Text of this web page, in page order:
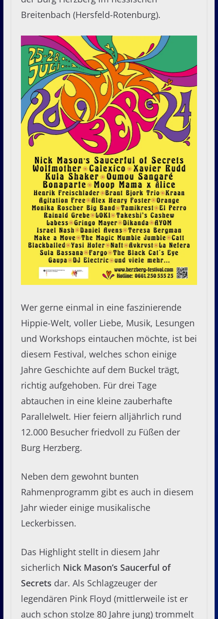
Breitenbach (Hersfeld-Rotenburg).
Wer gerne einmal in eine faszinierende
Hippie-Welt, voller Liebe, Musik, Lesungen
und Workshops eintauchen möchte, ist bei
diesem Festival, welches schon einige
Jahre Geschichte auf dem Buckel trägt,
richtig aufgehoben. Für drei Tage
abtauchen in eine kleine zauberhafte
Parallelwelt. Hier feiern alljährlich rund
12.000 Besucher friedvoll zu Füßen der
Burg Herzberg.
Neben dem gewohnt bunten
Rahmenprogramm gibt es auch in diesem
Jahr wieder einige musikalische
Leckerbissen.
Das Highlight stellt in diesem Jahr
sicherlich Nick Mason’s Saucerful of
Secrets dar. Als Schlagzeuger der
legendären Pink Floyd (mittlerweile ist er
auch schon stolze 80 Jahre jung) trommelt